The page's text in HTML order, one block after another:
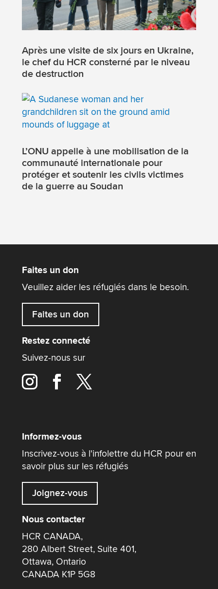
Après une visite de six jours en Ukraine,
le chef du HCR consterné par le niveau
de destruction
L’ONU appelle à une mobilisation de la
communauté internationale pour
protéger et soutenir les civils victimes
de la guerre au Soudan
Faites un don
Veuillez aider les réfugiés dans le besoin.
Faites un don
Restez connecté
Suivez-nous sur
Informez-vous
Inscrivez-vous à l'infolettre du HCR pour en
savoir plus sur les réfugiés
Joignez-vous
Nous contacter
HCR CANADA,
280 Albert Street, Suite 401,
Ottawa, Ontario
CANADA K1P 5G8